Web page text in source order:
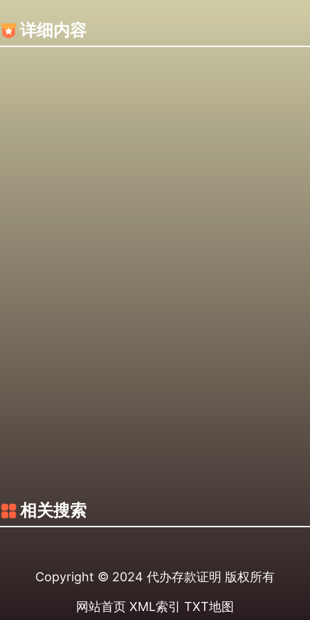
详细内容
相关搜索
Copyright © 2024 代办存款证明 版权所有
网站首页 XML索引 TXT地图